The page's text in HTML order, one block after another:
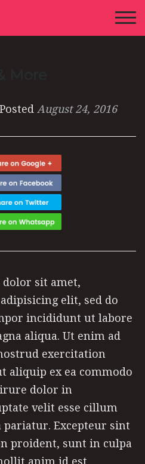
August 24, 2016
sit amet,
elit, sed do
incididunt ut labore
aliqua. Ut enim ad
exercitation
aliquip ex ea commodo
irure dolor in
velit esse cillum
Excepteur sint
proident, sunt in culpa